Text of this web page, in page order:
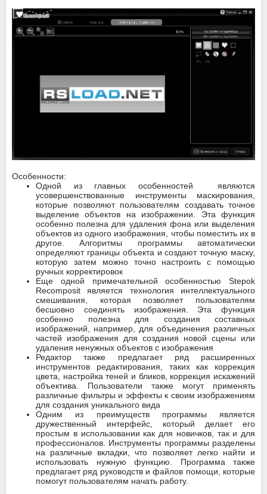
Особенности:
Одной из главных особенностей являются
усовершенствованные инструменты маскирования,
которые позволяют пользователям создавать точное
выделение объектов на изображении. Эта функция
особенно полезна для удаления фона или выделения
объектов из одного изображения, чтобы поместить их в
другое. Алгоритмы программы автоматически
определяют границы объекта и создают точную маску,
которую затем можно точно настроить с помощью
ручных корректировок
Еще одной примечательной особенностью Stepok
Recomposit является технология интеллектуального
смешивания, которая позволяет пользователям
бесшовно соединять изображения. Эта функция
особенно полезна для создания составных
изображений, например, для объединения различных
частей изображения для создания новой сцены или
удаления ненужных объектов с изображения
Редактор также предлагает ряд расширенных
инструментов редактирования, таких как коррекция
цвета, настройка теней и бликов, коррекция искажений
объектива. Пользователи также могут применять
различные фильтры и эффекты к своим изображениям
для создания уникального вида
Одним из преимуществ программы является
дружественный интерфейс, который делает его
простым в использовании как для новичков, так и для
профессионалов. Инструменты программы разделены
на различные вкладки, что позволяет легко найти и
использовать нужную функцию. Программа также
предлагает ряд руководств и файлов помощи, которые
помогут пользователям начать работу.